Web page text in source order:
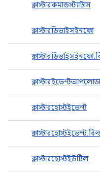
ক্লাস্টারকমান্ডস্ট্যাটাস
ক্লাস্টারডিভাইসইনফো
ক্লাস্টারহোস্টইভেন্ট
ক্লাস্টারহোস্টইউটিল